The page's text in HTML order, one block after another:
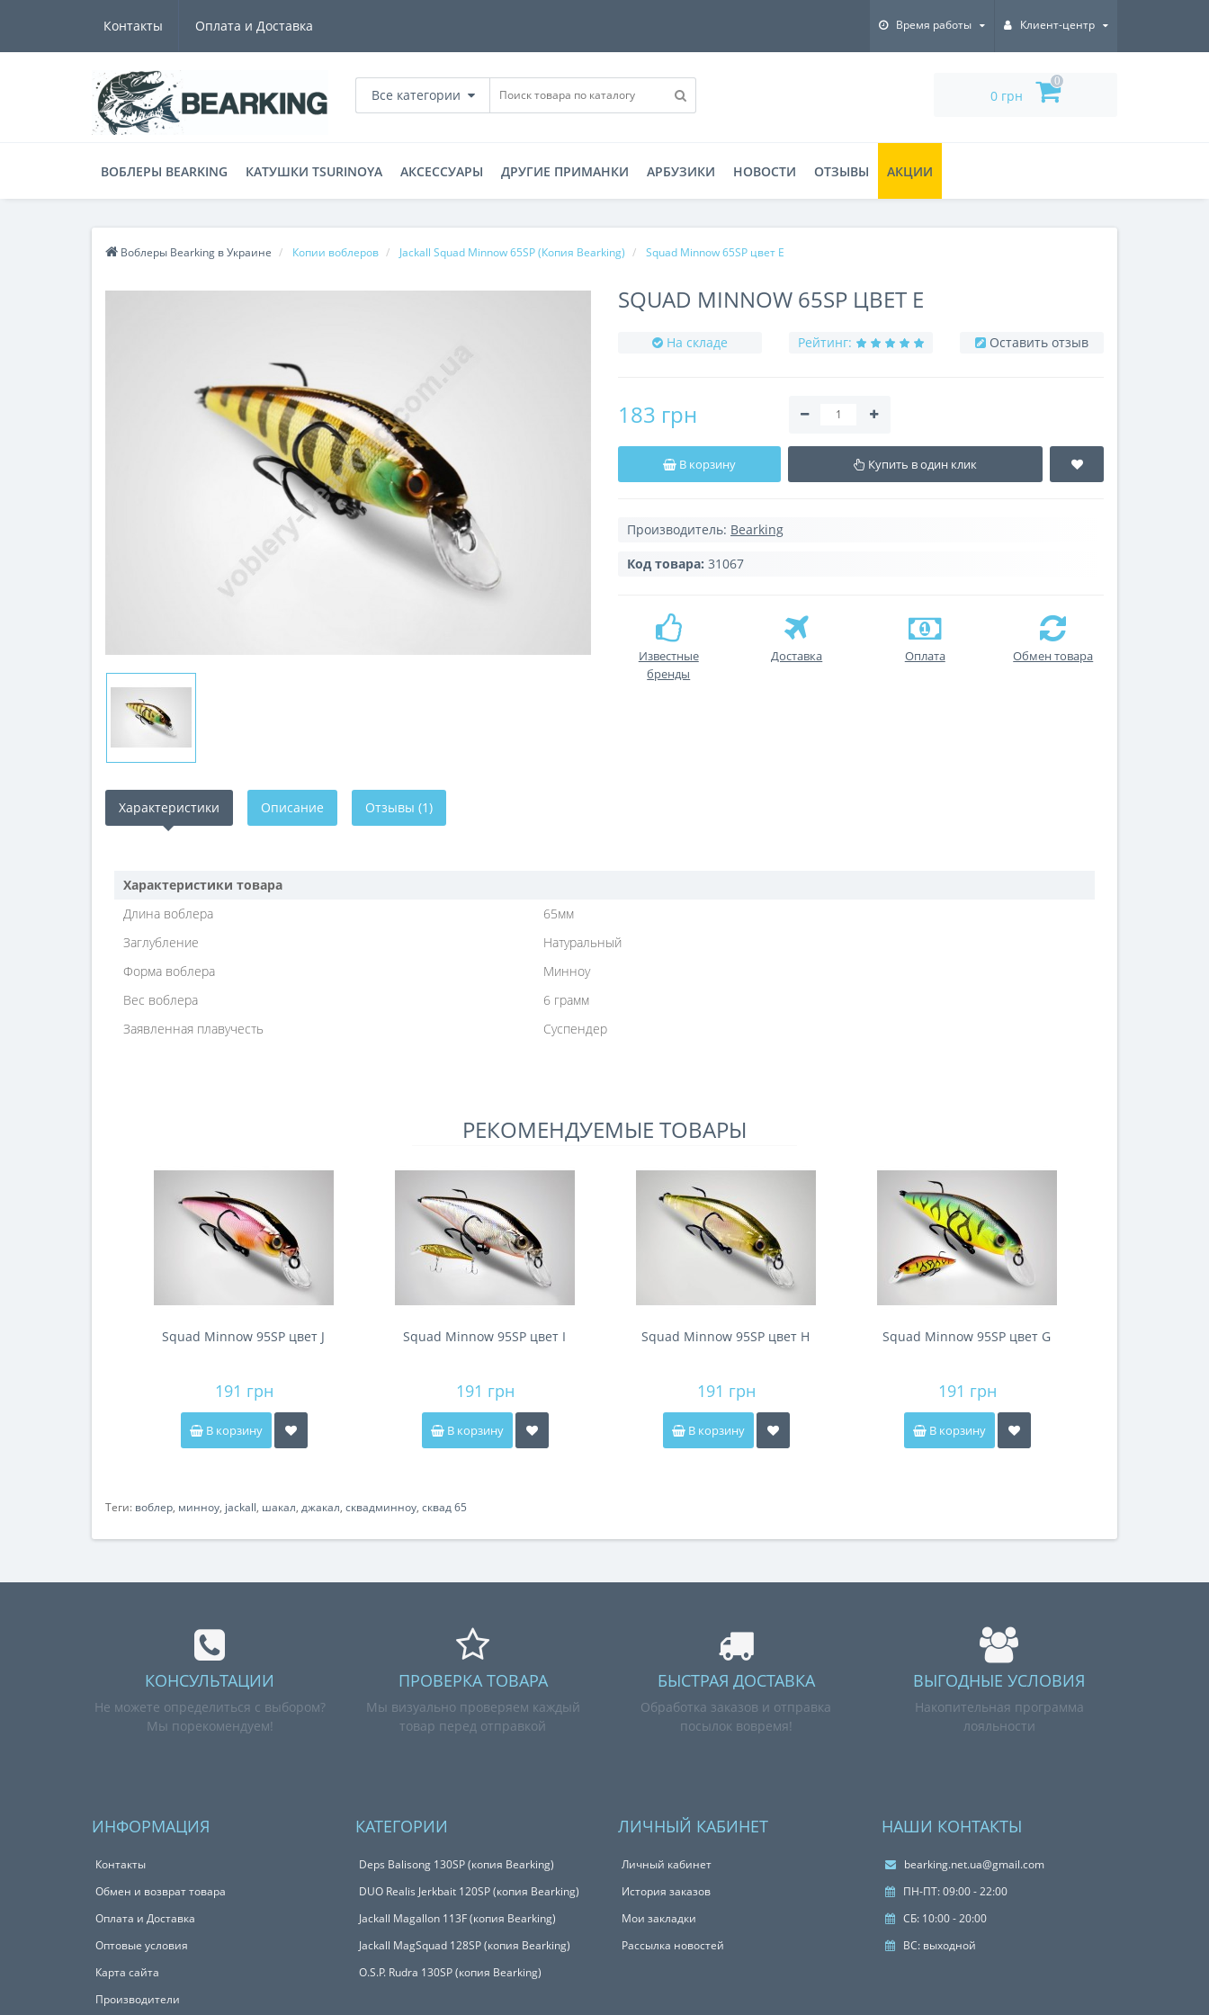
Контакты Оплата и Доставка Время работы Клиент-центр
Все категории 0 грн
0
ВОБЛЕРЫ BEARKING КАТУШКИ TSURINOYA АКСЕССУАРЫ ДРУГИЕ ПРИМАНКИ АРБУЗИКИ НОВОСТИ ОТЗЫВЫ АКЦИИ
Воблеры Bearking в Украине Копии воблеров Jackall Squad Minnow 65SP (Копия Bearking) Squad Minnow 65SP цвет E
SQUAD MINNOW 65SP ЦВЕТ E
На складе Рейтинг: Оставить отзыв
183 грн
В корзину Купить в один клик
Производитель: Bearking
Код товара: 31067
Известные
бренды
Доставка Оплата Обмен товара
Характеристики Описание Отзывы (1)
Характеристики товара
Длина воблера
65мм
Заглубление
Натуральный
Форма воблера
Минноу
Вес воблера
6 грамм
Заявленная плавучесть
Суспендер
РЕКОМЕНДУЕМЫЕ ТОВАРЫ
Squad Minnow 95SP цвет J
191 грн
В корзину
Squad Minnow 95SP цвет I
191 грн
В корзину
Squad Minnow 95SP цвет H
191 грн
В корзину
Squad Minnow 95SP цвет G
191 грн
В корзину
Теги: воблер, минноу, jackall, шакал, джакал, сквадминноу, сквад 65
КОНСУЛЬТАЦИИ
Не можете определиться с выбором?
Мы порекомендуем!
ПРОВЕРКА ТОВАРА
Мы визуально проверяем каждый
товар перед отправкой
БЫСТРАЯ ДОСТАВКА
Обработка заказов и отправка
посылок вовремя!
ВЫГОДНЫЕ УСЛОВИЯ
Накопительная программа
лояльности
ИНФОРМАЦИЯ
Контакты
Обмен и возврат товара
Оплата и Доставка
Оптовые условия
Карта сайта
Производители
КАТЕГОРИИ
Deps Balisong 130SP (копия Bearking)
DUO Realis Jerkbait 120SP (копия Bearking)
Jackall Magallon 113F (копия Bearking)
Jackall MagSquad 128SP (копия Bearking)
O.S.P. Rudra 130SP (копия Bearking)
ЛИЧНЫЙ КАБИНЕТ
Личный кабинет
История заказов
Мои закладки
Рассылка новостей
НАШИ КОНТАКТЫ
bearking.net.ua@gmail.com
ПН-ПТ: 09:00 - 22:00
СБ: 10:00 - 20:00
ВС: выходной